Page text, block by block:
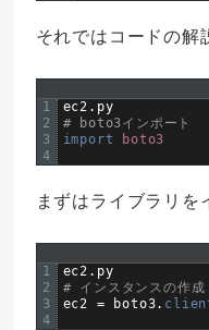
それではコードの解
1
2
3
4
ec2 . py
# boto3インポート
import
boto3
まずはライブラリを
1
2
3
4
ec2 . py
# インスタンスの作
ec2
= boto3.